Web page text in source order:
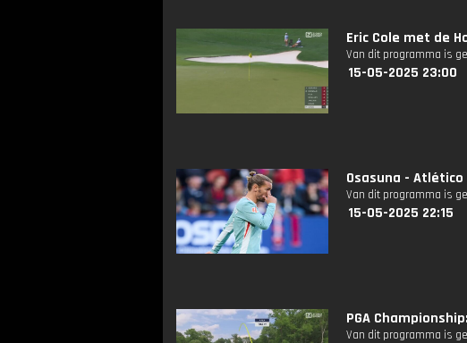
Eric Cole met de
Van dit programma is
15-05-2025 23:00
Osasuna - Atlético
Van dit programma is
15-05-2025 22:15
PGA
Van dit programma is